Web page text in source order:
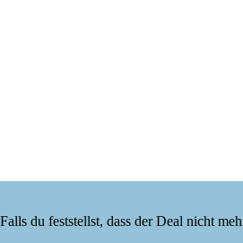
du feststellst, dass der Deal nicht